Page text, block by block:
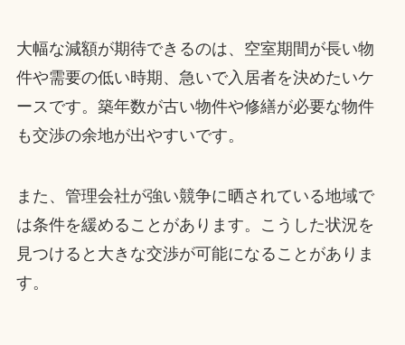
大幅な減額が期待できるのは、空室期間が長い物
件や需要の低い時期、急いで入居者を決めたいケ
ースです。築年数が古い物件や修繕が必要な物件
も交渉の余地が出やすいです。
また、管理会社が強い競争に晒されている地域で
は条件を緩めることがあります。こうした状況を
見つけると大きな交渉が可能になることがありま
す。